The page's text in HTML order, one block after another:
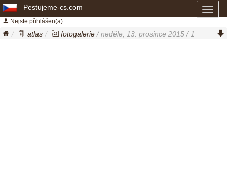
Pestujeme-cs.com
Nejste přihlášen(a)
atlas fotogalerie / neděle, 13. prosince 2015 / 1